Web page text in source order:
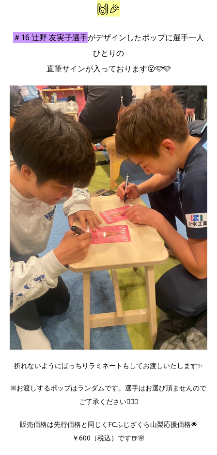
🙌🎉
＃16 辻野 友実子選手がデザインしたポップに選手一人
ひとりの
直筆サインが入っております😮🩷🩵
折れないようにばっちりラミネートもしてお渡しいたします✨
※お渡しするポップはランダムです。選手はお選び頂ませんので
ご了承ください🙇🏼‍♀️
販売価格は先行価格と同じくFCふじざくら山梨応援価格🌟
￥600（税込）です🍺🌸